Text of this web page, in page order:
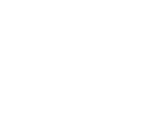
růže vyjadřující její krásu, veselé